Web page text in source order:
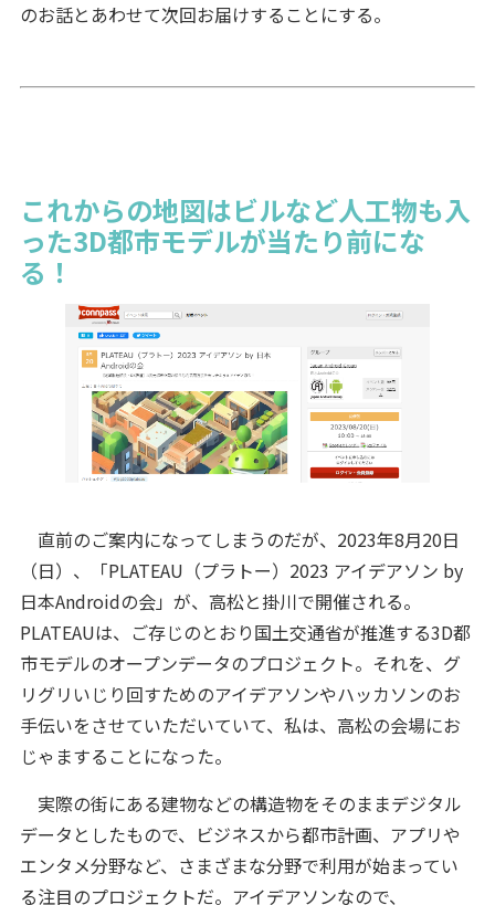
のお話とあわせて次回お届けすることにする。
これからの地図はビルなど人工物も入
った3D都市モデルが当たり前にな
る！
直前のご案内になってしまうのだが、2023年8月20日
（日）、「PLATEAU（プラトー）2023 アイデアソン by
日本Androidの会」が、高松と掛川で開催される。
PLATEAUは、ご存じのとおり国土交通省が推進する3D都
市モデルのオープンデータのプロジェクト。それを、グ
リグリいじり回すためのアイデアソンやハッカソンのお
手伝いをさせていただいていて、私は、高松の会場にお
じゃますることになった。
実際の街にある建物などの構造物をそのままデジタル
データとしたもので、ビジネスから都市計画、アプリや
エンタメ分野など、さまざまな分野で利用が始まってい
る注目のプロジェクトだ。アイデアソンなので、